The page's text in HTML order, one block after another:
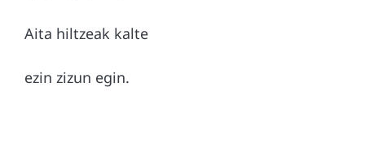
Aita hiltzeak kalte
ezin zizun egin.